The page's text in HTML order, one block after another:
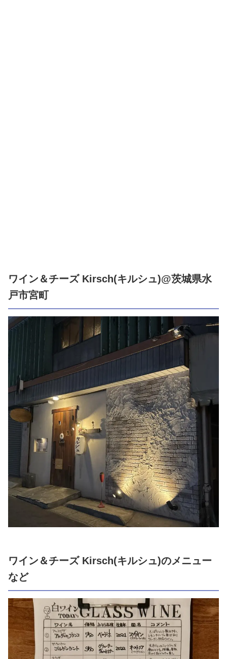
ワイン＆チーズ Kirsch(キルシュ)@茨城県水
戸市宮町
ワイン＆チーズ Kirsch(キルシュ)のメニュー
など